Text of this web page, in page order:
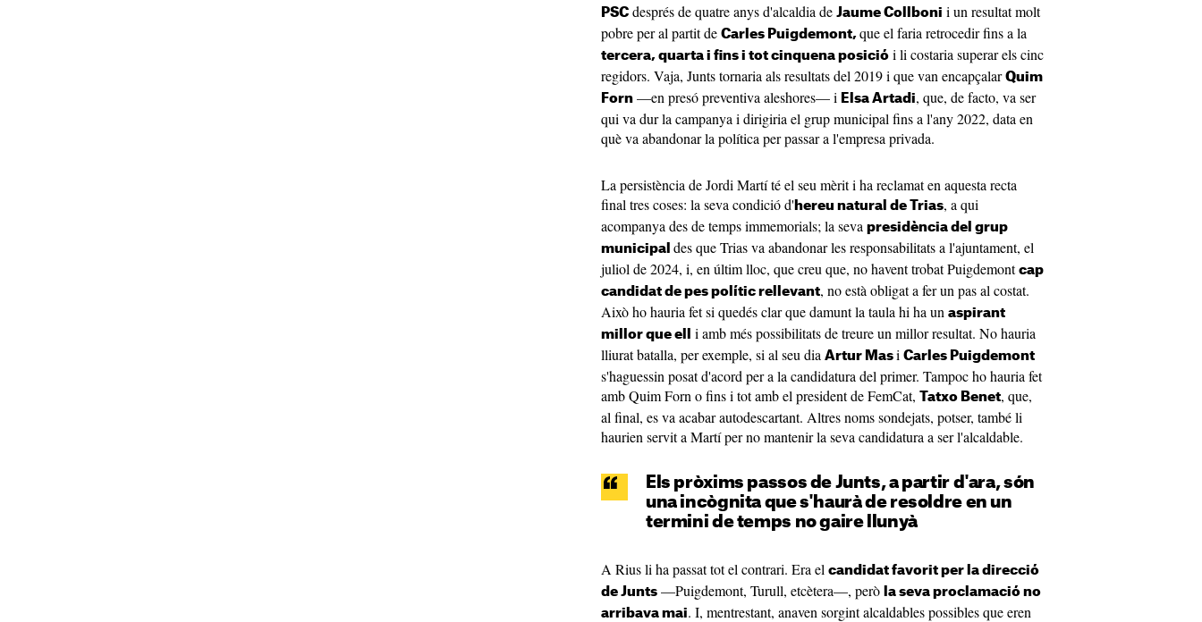
PSC després de quatre anys d'alcaldia de Jaume Collboni i un resultat molt
pobre per al partit de Carles Puigdemont, que el faria retrocedir fins a la
tercera, quarta i fins i tot cinquena posició i li costaria superar els cinc
regidors. Vaja, Junts tornaria als resultats del 2019 i que van encapçalar Quim
Forn —en presó preventiva aleshores— i Elsa Artadi, que, de facto, va ser
qui va dur la campanya i dirigiria el grup municipal fins a l'any 2022, data en
què va abandonar la política per passar a l'empresa privada.
La persistència de Jordi Martí té el seu mèrit i ha reclamat en aquesta recta
final tres coses: la seva condició d' hereu natural de Trias, a qui
acompanya des de temps immemorials; la seva presidència del grup
municipal des que Trias va abandonar les responsabilitats a l'ajuntament, el
juliol de 2024, i, en últim lloc, que creu que, no havent trobat Puigdemont cap
candidat de pes polític rellevant, no està obligat a fer un pas al costat.
Això ho hauria fet si quedés clar que damunt la taula hi ha un aspirant
millor que ell
i amb més possibilitats de treure un millor resultat. No hauria
lliurat batalla, per exemple, si al seu dia Artur Mas i Carles Puigdemont
s'haguessin posat d'acord per a la candidatura del primer. Tampoc ho hauria fet
amb Quim Forn o fins i tot amb el president de FemCat,
Tatxo Benet, que,
al final, es va acabar autodescartant. Altres noms sondejats, potser, també li
haurien servit a Martí per no mantenir la seva candidatura a ser l'alcaldable.
Els pròxims passos de Junts, a partir d'ara, són
una incògnita que s'haurà de resoldre en un
termini de temps no gaire llunyà
A Rius li ha passat tot el contrari. Era el candidat favorit per la direcció
de Junts —Puigdemont, Turull, etcètera—, però la seva proclamació no
arribava mai. I, mentrestant, anaven sorgint alcaldables possibles que eren